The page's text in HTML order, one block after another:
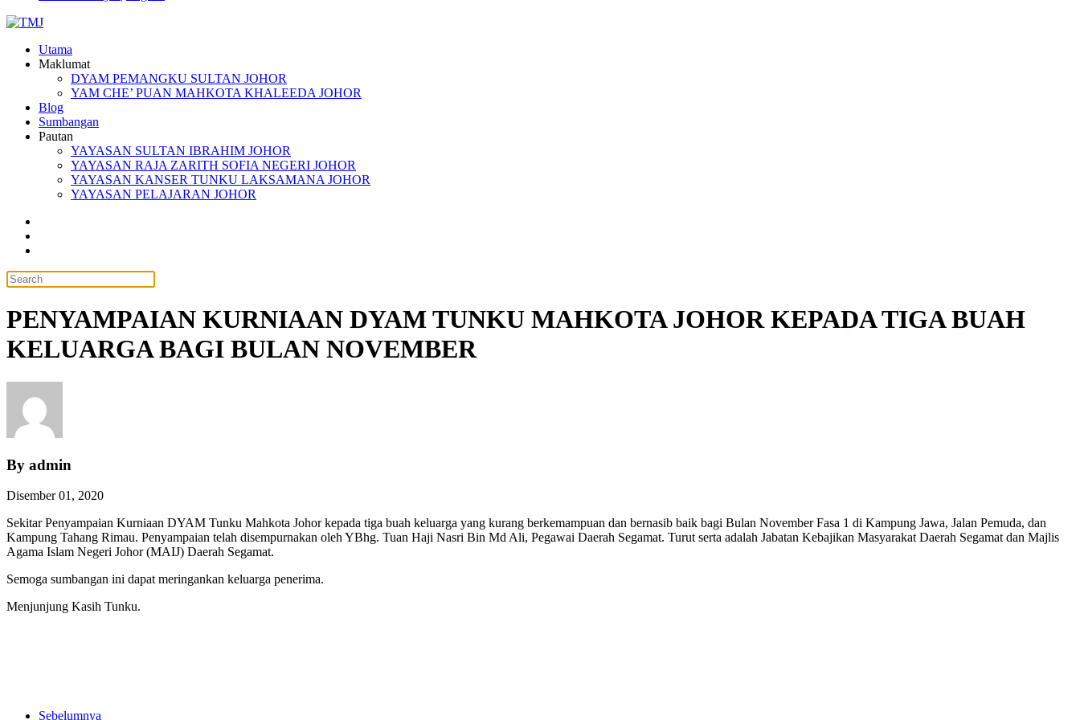
Utama
Maklumat
DYAM PEMANGKU SULTAN JOHOR
YAM CHE’ PUAN MAHKOTA KHALEEDA JOHOR
Blog
Sumbangan
Pautan
YAYASAN SULTAN IBRAHIM JOHOR
YAYASAN RAJA ZARITH SOFIA NEGERI JOHOR
YAYASAN KANSER TUNKU LAKSAMANA JOHOR
YAYASAN PELAJARAN JOHOR
PENYAMPAIAN KURNIAAN DYAM TUNKU MAHKOTA JOHOR KEPADA TIGA BUAH
KELUARGA BAGI BULAN NOVEMBER
By admin
Disember 01, 2020
Sekitar Penyampaian Kurniaan DYAM Tunku Mahkota Johor kepada tiga buah keluarga yang kurang berkemampuan dan bernasib baik bagi Bulan November Fasa 1 di Kampung Jawa, Jalan Pemuda, dan
Kampung Tahang Rimau. Penyampaian telah disempurnakan oleh YBhg. Tuan Haji Nasri Bin Md Ali, Pegawai Daerah Segamat. Turut serta adalah Jabatan Kebajikan Masyarakat Daerah Segamat dan Majlis
Agama Islam Negeri Johor (MAIJ) Daerah Segamat.
Semoga sumbangan ini dapat meringankan keluarga penerima.
Menjunjung Kasih Tunku.
Sebelumnya